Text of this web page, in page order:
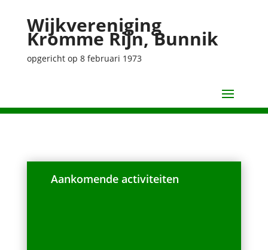
Wijkvereniging
Kromme Rijn, Bunnik
opgericht op 8 februari 1973
Aankomende activiteiten